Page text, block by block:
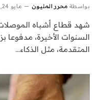
بواسطة محرر المليون مايو 24, 2025
شهد قطاع أشباه
السنوات الأخيرة، مدفوعا
المتقدمة، مثل الذكاء…